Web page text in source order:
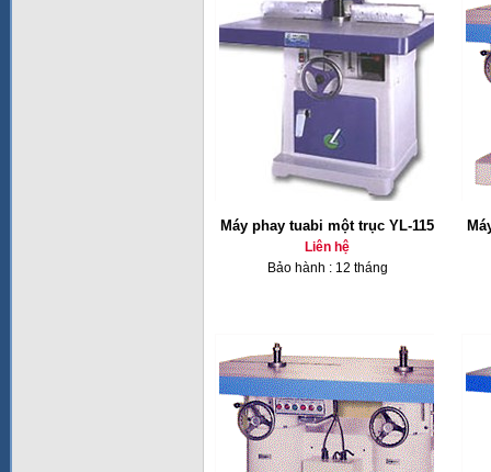
Máy phay tuabi một trục YL-115
Liên hệ
Bảo hành : 12 tháng